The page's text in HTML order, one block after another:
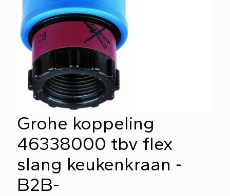
Grohe koppeling
46338000 tbv flex
slang keukenkraan -
B2B-